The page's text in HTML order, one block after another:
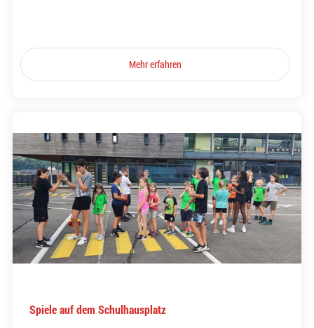
Mehr erfahren
Spiele auf dem Schulhausplatz